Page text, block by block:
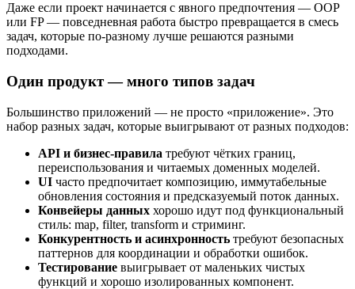
Даже если проект начинается с явного предпочтения — OOP
или FP — повседневная работа быстро превращается в смесь
задач, которые по-разному лучше решаются разными
подходами.
Один продукт — много типов задач
Большинство приложений — не просто «приложение». Это
набор разных задач, которые выигрывают от разных подходов:
API и бизнес-правила требуют чётких границ,
переиспользования и читаемых доменных моделей.
UI часто предпочитает композицию, иммутабельные
обновления состояния и предсказуемый поток данных.
Конвейеры данных хорошо идут под функциональный
стиль: map, filter, transform и стриминг.
Конкурентность и асинхронность требуют безопасных
паттернов для координации и обработки ошибок.
Тестирование выигрывает от маленьких чистых
функций и хорошо изолированных компонент.